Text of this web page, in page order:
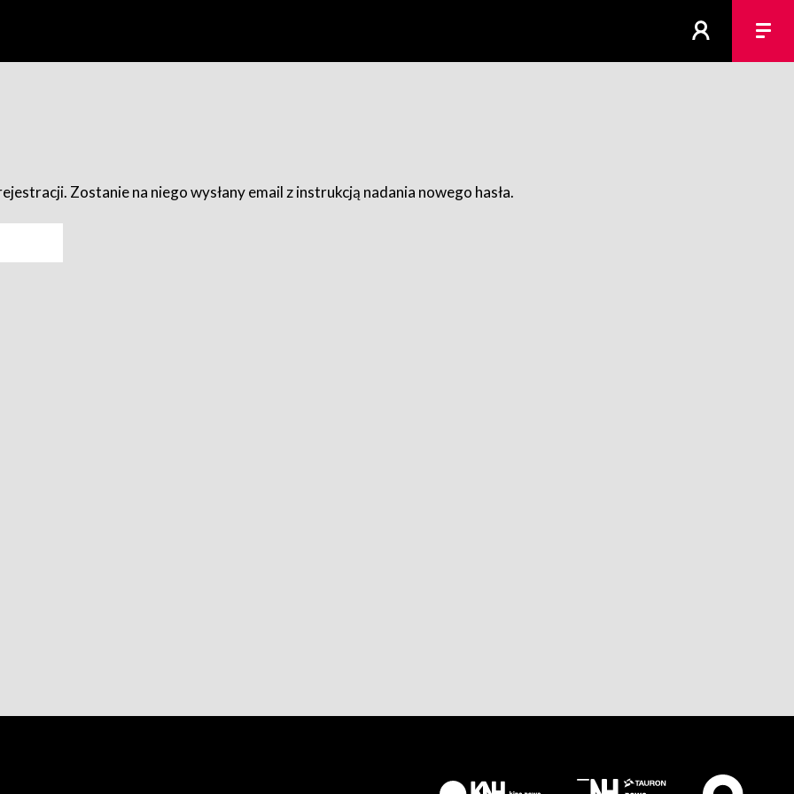
Zostanie na niego wysłany email z instrukcją nadania nowego hasła.